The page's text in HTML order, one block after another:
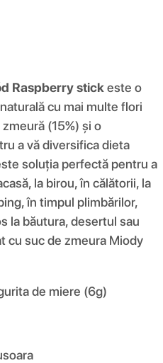
Raspberry stickeste o
cu mai multe flori
(15%) și o
a vă diversifica dieta
soluția perfectă pentru a
la birou, în călătorii, la
în timpul plimbărilor,
la băutura, desertul sau
cu suc de zmeura Miody
de miere (6g)